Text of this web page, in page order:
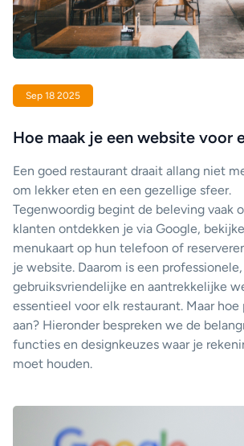
Sep 18 2025
Hoe maak je een website voor
Een goed restaurant draait allang niet
om lekker eten en een gezellige sfeer.
Tegenwoordig begint de beleving vaak
klanten ontdekken je via Google,
menukaart op hun telefoon of
je website. Daarom is een professionele,
gebruiksvriendelijke en aantrekkelijke
essentieel voor elk restaurant. Maar hoe
aan? Hieronder bespreken we de
functies en designkeuzes waar je
moet houden.